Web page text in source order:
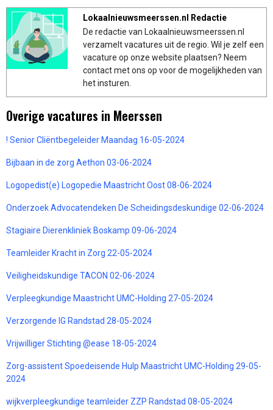
Lokaalnieuwsmeerssen.nl Redactie
De redactie van Lokaalnieuwsmeerssen.nl
verzamelt vacatures uit de regio. Wil je zelf een
vacature op onze website plaatsen? Neem
contact met ons op voor de mogelijkheden van
het insturen.
Overige vacatures in Meerssen
! Senior Cliëntbegeleider Maandag 16-05-2024
Bijbaan in de zorg Aethon 03-06-2024
Logopedist(e) Logopedie Maastricht Oost 08-06-2024
Onderzoek Advocatendeken De Scheidingsdeskundige 02-06-2024
Stagiaire Dierenkliniek Boskamp 09-06-2024
Teamleider Kracht in Zorg 22-05-2024
Veiligheidskundige TACON 02-06-2024
Verpleegkundige Maastricht UMC-Holding 27-05-2024
Verzorgende IG Randstad 28-05-2024
Vrijwilliger Stichting @ease 18-05-2024
Zorg-assistent Spoedeisende Hulp Maastricht UMC-Holding 29-05-
2024
wijkverpleegkundige teamleider ZZP Randstad 08-05-2024